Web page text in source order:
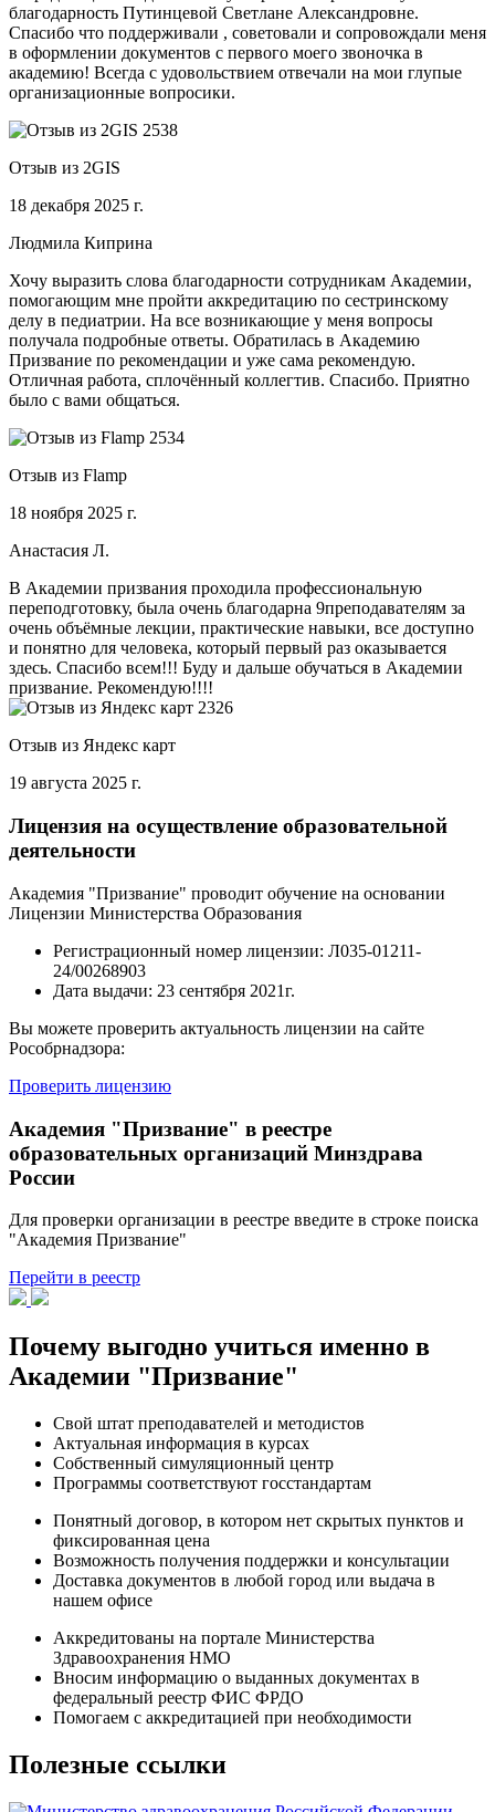
благодарность Путинцевой Светлане Александровне.
Спасибо что поддерживали , советовали и сопровождали меня
в оформлении документов с первого моего звоночка в
академию! Всегда с удовольствием отвечали на мои глупые
организационные вопросики.
Отзыв из 2GIS
18 декабря 2025 г.
Людмила Киприна
Хочу выразить слова благодарности сотрудникам Академии,
помогающим мне пройти аккредитацию по сестринскому
делу в педиатрии. На все возникающие у меня вопросы
получала подробные ответы. Обратилась в Академию
Призвание по рекомендации и уже сама рекомендую.
Отличная работа, сплочённый коллегтив. Спасибо. Приятно
было с вами общаться.
Отзыв из Flamp
18 ноября 2025 г.
Анастасия Л.
В Академии призвания проходила профессиональную
переподготовку, была очень благодарна 9преподавателям за
очень объёмные лекции, практические навыки, все доступно
и понятно для человека, который первый раз оказывается
здесь. Спасибо всем!!! Буду и дальше обучаться в Академии
призвание. Рекомендую!!!!
Отзыв из Яндекс карт
19 августа 2025 г.
Лицензия на осуществление образовательной
деятельности
Академия "Призвание" проводит обучение на основании
Лицензии Министерства Образования
Регистрационный номер лицензии: Л035-01211-
24/00268903
Дата выдачи: 23 сентября 2021г.
Вы можете проверить актуальность лицензии на сайте
Рособрнадзора:
Проверить лицензию
Академия "Призвание" в реестре
образовательных организаций Минздрава
России
Для проверки организации в реестре введите в строке поиска
"Академия Призвание"
Перейти в реестр
Почему выгодно учиться именно в
Академии "Призвание"
Свой штат преподавателей и методистов
Актуальная информация в курсах
Собственный симуляционный центр
Программы соответствуют госстандартам
Понятный договор, в котором нет скрытых пунктов и
фиксированная цена
Возможность получения поддержки и консультации
Доставка документов в любой город или выдача в
нашем офисе
Аккредитованы на портале Министерства
Здравоохранения НМО
Вносим информацию о выданных документах в
федеральный реестр ФИС ФРДО
Помогаем с аккредитацией при необходимости
Полезные ссылки